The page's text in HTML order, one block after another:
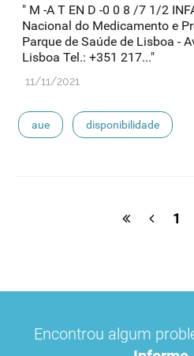
" M -A T EN D -0 0 8 /7 1/2
Nacional do Medicamento e
Parque de Saúde de Lisboa -
Lisboa Tel.: +351 217..."
11/11/2021
aue disponibilidade
1
Encontrou algum